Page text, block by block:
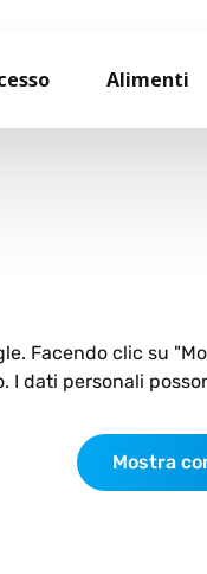
Alimenti
Facendo clic su
I dati personali
Mostra